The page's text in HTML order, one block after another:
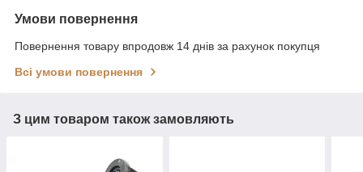
Умови повернення
Повернення товару впродовж 14 днів за рахунок покупця
Всі умови повернення
З цим товаром також замовляють